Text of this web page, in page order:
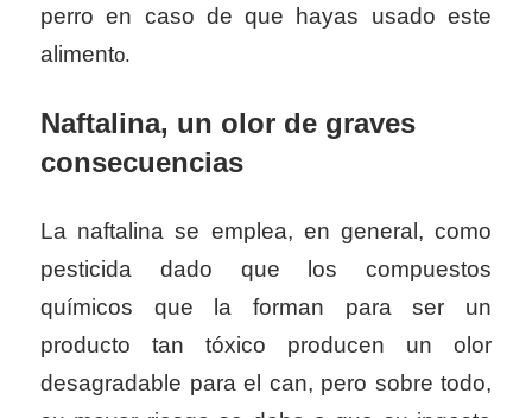
perro en caso de que hayas usado este
alimento.
Naftalina, un olor de graves
consecuencias
La naftalina se emplea, en general, como
pesticida dado que los compuestos
químicos que la forman para ser un
producto tan tóxico producen un olor
desagradable para el can, pero sobre todo,